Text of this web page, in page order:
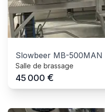
Slowbeer MB-500MAN
Salle de brassage
45 000 €